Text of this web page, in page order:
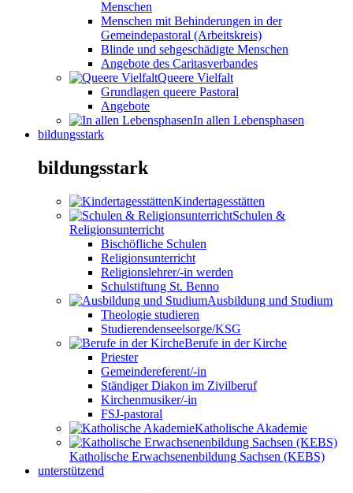
Menschen
Menschen mit Behinderungen in der
Gemeindepastoral (Arbeitskreis)
Blinde und sehgeschädigte Menschen
Angebote des Caritasverbandes
Queere Vielfalt
Grundlagen queere Pastoral
Angebote
In allen Lebensphasen
bildungsstark
bildungsstark
Kindertagesstätten
Schulen &
Religionsunterricht
Bischöfliche Schulen
Religionsunterricht
Religionslehrer/-in werden
Schulstiftung St. Benno
Ausbildung und Studium
Theologie studieren
Studierendenseelsorge/KSG
Berufe in der Kirche
Priester
Gemeindereferent/-in
Ständiger Diakon im Zivilberuf
Kirchenmusiker/-in
FSJ-pastoral
Katholische Akademie
Katholische Erwachsenenbildung Sachsen (KEBS)
unterstützend